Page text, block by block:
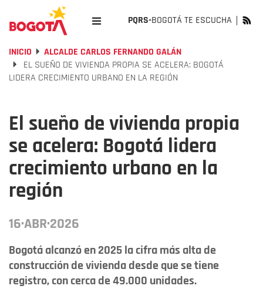
PQRS-BOGOTÁ TE ESCUCHA
INICIO
ALCALDE CARLOS FERNANDO GALÁN
EL SUEÑO DE VIVIENDA PROPIA SE ACELERA: BOGOTÁ
LIDERA CRECIMIENTO URBANO EN LA REGIÓN
El sueño de vivienda propia
se acelera: Bogotá lidera
crecimiento urbano en la
región
16·ABR·2026
Bogotá alcanzó en 2025 la cifra más alta de
construcción de vivienda desde que se tiene
registro, con cerca de 49.000 unidades.